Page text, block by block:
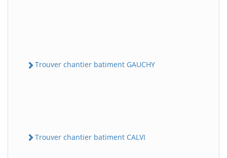
Trouver chantier batiment GAUCHY
Trouver chantier batiment CALVI